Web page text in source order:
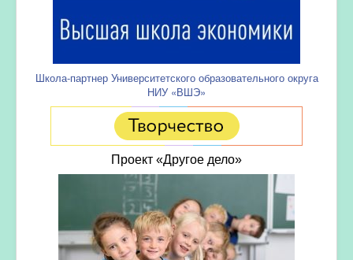
Школа-партнер Университетского образовательного округа
НИУ «ВШЭ»
Проект «Другое дело»